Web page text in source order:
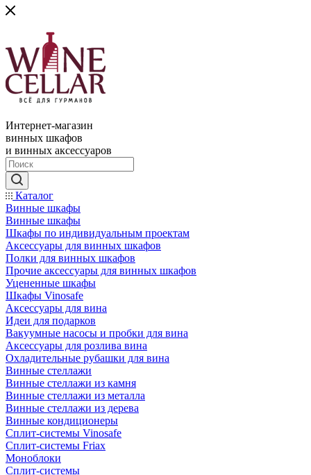
Интернет-магазин
винных шкафов
и винных аксессуаров
Каталог
Винные шкафы
Винные шкафы
Шкафы по индивидуальным проектам
Аксессуары для винных шкафов
Полки для винных шкафов
Прочие аксессуары для винных шкафов
Уцененные шкафы
Шкафы Vinosafe
Аксессуары для вина
Идеи для подарков
Вакуумные насосы и пробки для вина
Аксессуары для розлива вина
Охладительные рубашки для вина
Винные стеллажи
Винные стеллажи из камня
Винные стеллажи из металла
Винные стеллажи из дерева
Винные кондиционеры
Сплит-системы Vinosafe
Сплит-системы Friax
Моноблоки
Сплит-системы